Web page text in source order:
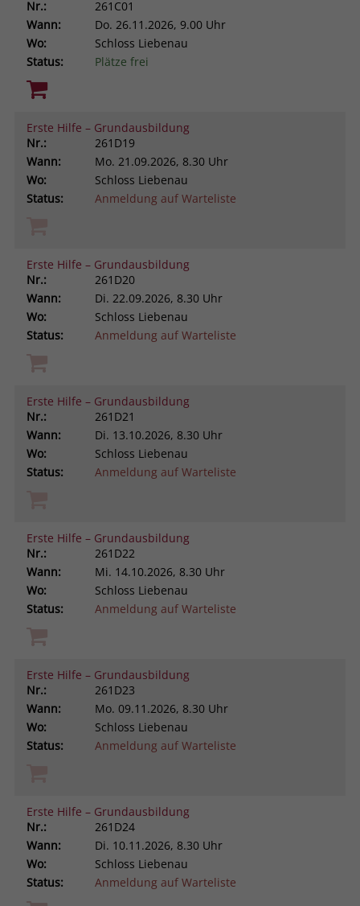
Nr.:
261C01
Wann:
Do. 26.11.2026, 9.00 Uhr
Wo:
Schloss Liebenau
Status:
Plätze frei
Erste Hilfe – Grundausbildung
Nr.:
261D19
Wann:
Mo. 21.09.2026, 8.30 Uhr
Wo:
Schloss Liebenau
Status:
Anmeldung auf Warteliste
Erste Hilfe – Grundausbildung
Nr.:
261D20
Wann:
Di. 22.09.2026, 8.30 Uhr
Wo:
Schloss Liebenau
Status:
Anmeldung auf Warteliste
Erste Hilfe – Grundausbildung
Nr.:
261D21
Wann:
Di. 13.10.2026, 8.30 Uhr
Wo:
Schloss Liebenau
Status:
Anmeldung auf Warteliste
Erste Hilfe – Grundausbildung
Nr.:
261D22
Wann:
Mi. 14.10.2026, 8.30 Uhr
Wo:
Schloss Liebenau
Status:
Anmeldung auf Warteliste
Erste Hilfe – Grundausbildung
Nr.:
261D23
Wann:
Mo. 09.11.2026, 8.30 Uhr
Wo:
Schloss Liebenau
Status:
Anmeldung auf Warteliste
Erste Hilfe – Grundausbildung
Nr.:
261D24
Wann:
Di. 10.11.2026, 8.30 Uhr
Wo:
Schloss Liebenau
Status:
Anmeldung auf Warteliste